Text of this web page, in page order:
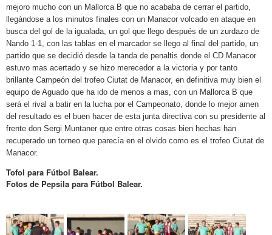
mejoro mucho con un Mallorca B que no acababa de cerrar el partido,
llegándose a los minutos finales con un Manacor volcado en ataque en
busca del gol de la igualada, un gol que llego después de un zurdazo de
Nando 1-1, con las tablas en el marcador se llego al final del partido, un
partido que se decidió desde la tanda de penaltis donde el CD Manacor
estuvo mas acertado y se hizo merecedor a la victoria y por tanto
brillante Campeón del trofeo Ciutat de Manacor, en definitiva muy bien el
equipo de Aguado que ha ido de menos a mas, con un Mallorca B que
será el rival a batir en la lucha por el Campeonato, donde lo mejor amen
del resultado es el buen hacer de esta junta directiva con su presidente al
frente don Sergi Muntaner que entre otras cosas bien hechas han
recuperado un torneo que parecía en el olvido como es el trofeo Ciutat de
Manacor.
Tofol para Fútbol Balear.
Fotos de Pepsila para Fútbol Balear.